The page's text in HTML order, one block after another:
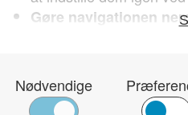
at man skal sende
sikre lande. Kun 34 procent
avisens chefreporter
den borgerlige avis